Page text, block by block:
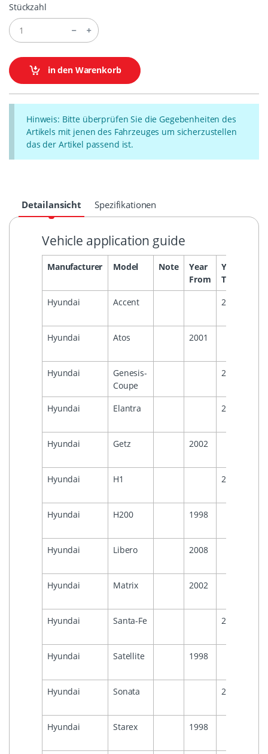
Stückzahl
in den Warenkorb
Hinweis: Bitte überprüfen Sie die Gegebenheiten des
Artikels mit jenen des Fahrzeuges um sicherzustellen
das der Artikel passend ist.
Detailansicht Spezifikationen
Vehicle application guide
Manufacturer Model Note
Year
From
Year
To
Hyundai Accent 2005
Hyundai Atos 2001
Hyundai
Genesis-
Coupe
2006
Hyundai Elantra 2006
Hyundai Getz 2002
Hyundai H1 2008
Hyundai H200 1998
Hyundai Libero 2008
Hyundai Matrix 2002
Hyundai Santa-Fe 2005
Hyundai Satellite 1998
Hyundai Sonata 2005
Hyundai Starex 1998